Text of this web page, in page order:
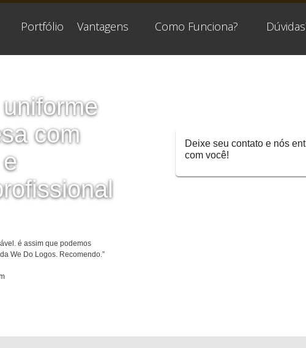
Portfólio Vantagens Como Funciona?
com
é assim que podemos
We Do Logos. Recomendo.”
Deixe seu contato e nós
com você!